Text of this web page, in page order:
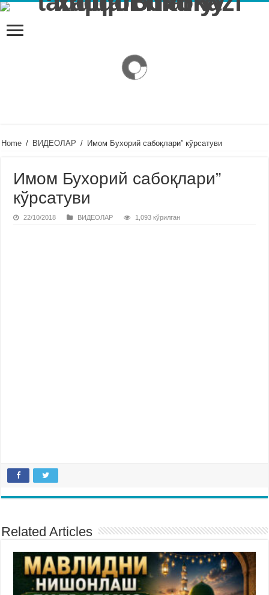
Home / ВИДЕОЛАР / Имом Бухорий сабоқлари” кўрсатуви
Имом Бухорий сабоқлари”
кўрсатуви
22/10/2018 ВИДЕОЛАР 1,093 кўрилган
Related Articles